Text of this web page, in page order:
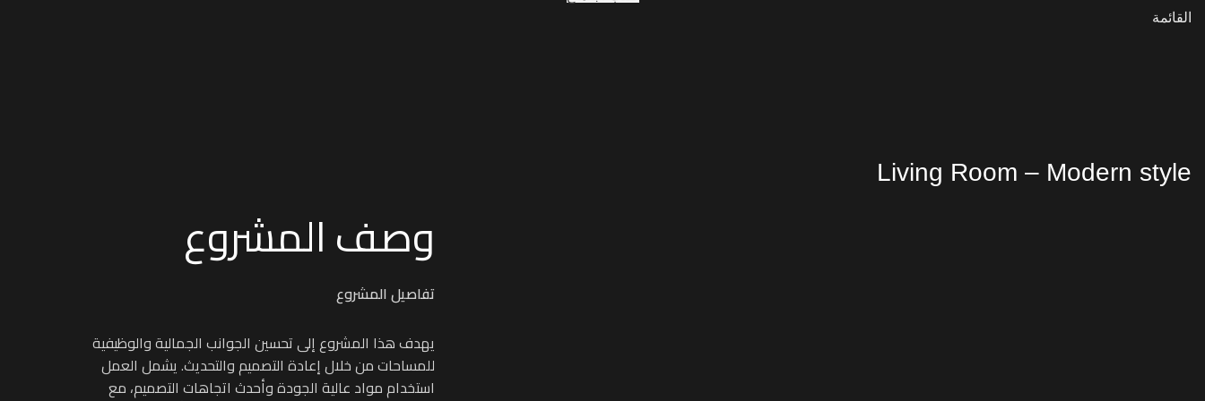
القائمة
Living Room – Modern style
وصف المشروع
تفاصيل المشروع
يهدف هذا المشروع إلى تحسين الجوانب الجمالية والوظيفية
للمساحات من خلال إعادة التصميم والتحديث. يشمل العمل
استخدام مواد عالية الجودة وأحدث اتجاهات التصميم، مع